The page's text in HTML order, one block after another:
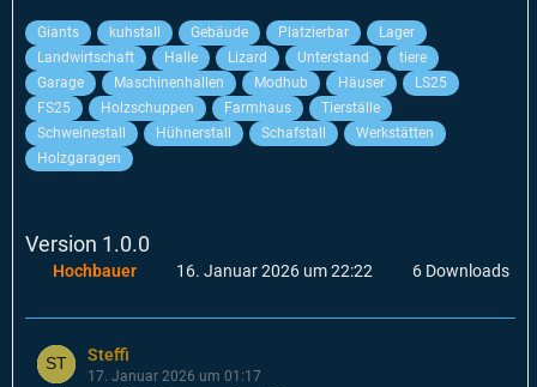
Giants kuhstall Gebäude Platzierbar
Lager
Landwirtschaft
Halle Lizard Unterstand
tiere
Garage
Maschinenhallen Modhub Häuser
LS25
FS25
Holzschuppen Farmhaus
Tierställe
Schweinestall
Hühnerstall Schafstall
Werkstätten
Holzgaragen
Version 1.0.0
Hochbauer 16. Januar 2026 um 22:22 6 Downloads
Steffi
17. Januar 2026 um 01:17